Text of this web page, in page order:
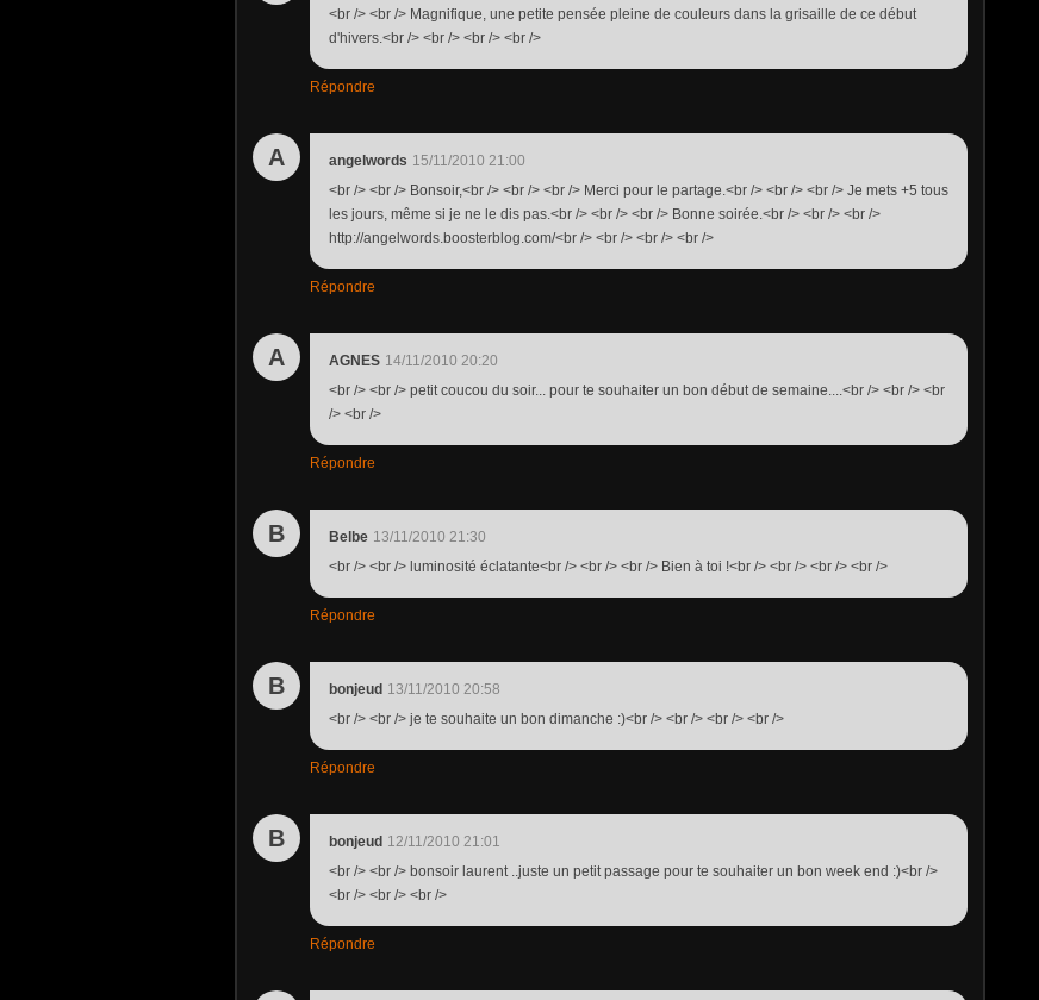
<br /> <br /> Magnifique, une petite pensée pleine de couleurs dans la grisaille de ce début
d'hivers.<br /> <br /> <br /> <br />
Répondre
A angelwords 15/11/2010 21:00
<br /> <br /> Bonsoir,<br /> <br /> <br /> Merci pour le partage.<br /> <br /> <br /> Je mets +5 tous
les jours, même si je ne le dis pas.<br /> <br /> <br /> Bonne soirée.<br /> <br /> <br />
http://angelwords.boosterblog.com/<br /> <br /> <br /> <br />
Répondre
A AGNES 14/11/2010 20:20
<br /> <br /> petit coucou du soir... pour te souhaiter un bon début de semaine....<br /> <br /> <br
/> <br />
Répondre
B Belbe 13/11/2010 21:30
<br /> <br /> luminosité éclatante<br /> <br /> <br /> Bien à toi !<br /> <br /> <br /> <br />
Répondre
B bonjeud 13/11/2010 20:58
<br /> <br /> je te souhaite un bon dimanche :)<br /> <br /> <br /> <br />
Répondre
B bonjeud 12/11/2010 21:01
<br /> <br /> bonsoir laurent ..juste un petit passage pour te souhaiter un bon week end :)<br />
<br /> <br /> <br />
Répondre